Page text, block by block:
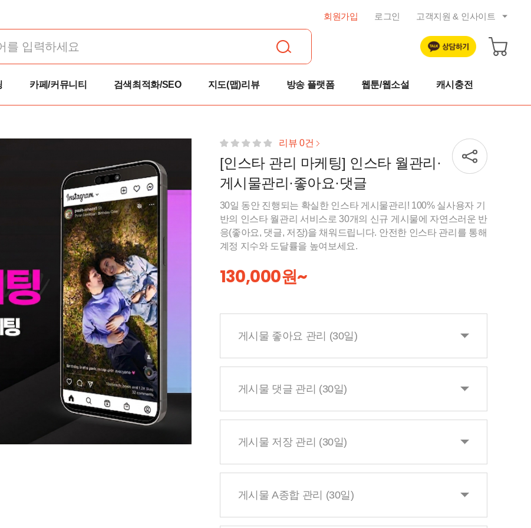
회원가입 로그인 고객지원 & 인사이트
공지사항
트렌드 리포트
자주묻는 질문
개인정보취급방침
취소 및 환불규정
카페/커뮤니티 검색최적화/SEO 지도(맵)리뷰 방송 플랫폼 웹툰/웹소설 캐시충전
리뷰 0건
[인스타 관리 마케팅] 인스타 월관리·
게시물관리·좋아요·댓글
30일 동안 진행되는 확실한 인스타 게시물관리! 100% 실사용자 기
반의 인스타 월관리 서비스로 30개의 신규 게시물에 자연스러운 반
응(좋아요, 댓글, 저장)을 채워드립니다. 안전한 인스타 관리를 통해
계정 지수와 도달률을 높여보세요.
130,000원~
게시물 좋아요 관리 (30일)
게시물 댓글 관리 (30일)
게시물 저장 관리 (30일)
게시물 A종합 관리 (30일)